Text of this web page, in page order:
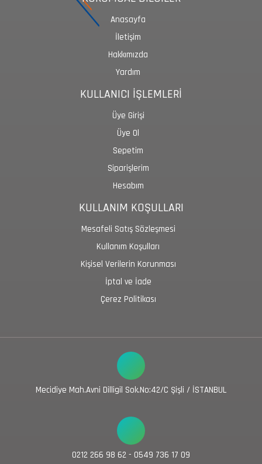
Anasayfa
İletişim
Hakkımızda
Yardım
KULLANICI İŞLEMLERİ
Üye Girişi
Üye Ol
Sepetim
Siparişlerim
Hesabım
KULLANIM KOŞULLARI
Mesafeli Satış Sözleşmesi
Kullanım Koşulları
Kişisel Verilerin Korunması
İptal ve İade
Çerez Politikası
Mecidiye Mah.Avni Dilligil Sok.No:42/C Şişli / İSTANBUL
0212 266 98 62 - 0549 736 17 09